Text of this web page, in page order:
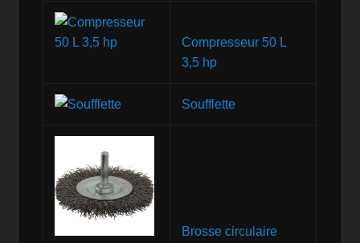
Compresseur 50 L
3,5 hp
Soufflette
Brosse circulaire